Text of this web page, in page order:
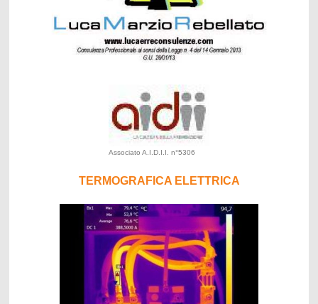
Associato A.I.D.I.I. n°5306
TERMOGRAFICA ELETTRICA